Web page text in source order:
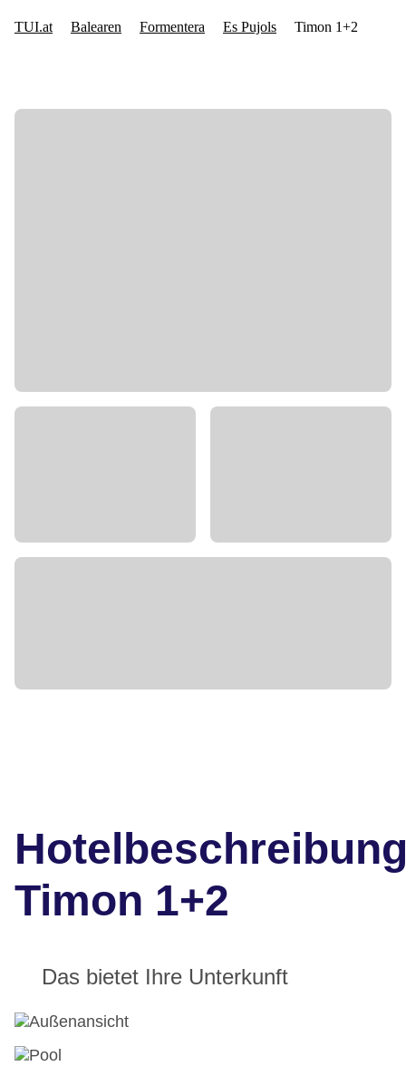
Timon 1+2
Das bietet Ihre Unterkunft